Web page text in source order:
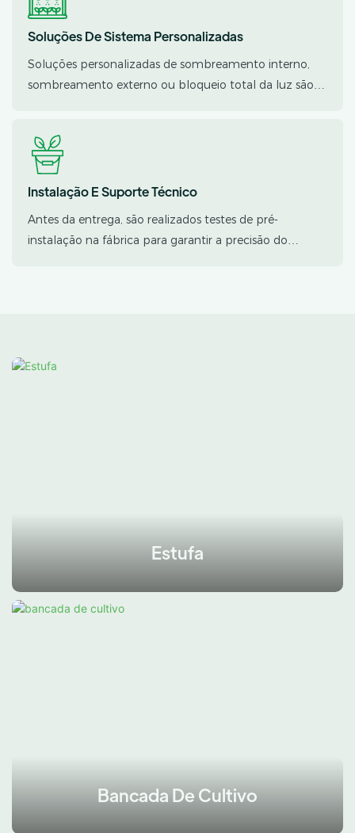
desempenho.
Soluções De Sistema Personalizadas
Soluções personalizadas de sombreamento interno,
sombreamento externo ou bloqueio total da luz são
luminosidade.
Instalação E Suporte Técnico
Antes da entrega, são realizados testes de pré-
instalação na fábrica para garantir a precisão do
Estufa
Bancada De Cultivo